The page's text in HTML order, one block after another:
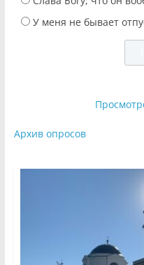
У меня не бывает
Архив опросов